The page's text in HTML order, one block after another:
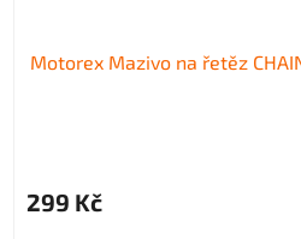
Motorex Mazivo na řetěz
299 Kč